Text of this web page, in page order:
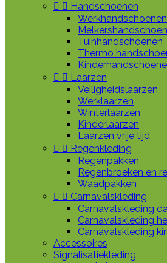
  Handschoenen
Werkhandschoenen
Tuinhandschoenen
Thermo
  Laarzen
Veiligheidslaarzen
Werklaarzen
Winterlaarzen
Kinderlaarzen
Laarzen vrije tijd
  Regenkleding
Regenpakken
Regenbroeken en
Waadpakken
  Carnavalskleding
Carnavalskleding
Carnavalskleding
Carnavalskleding
Accessoires
Signalisatiekleding